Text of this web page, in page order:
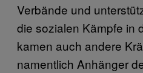
Verbände und
die sozialen Kämpfe in
kamen auch andere
namentlich Anhänger